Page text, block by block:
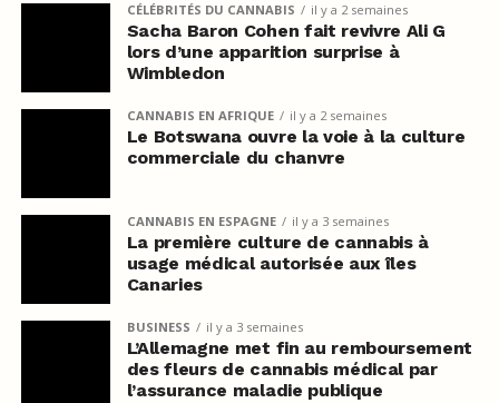
CÉLÉBRITÉS DU CANNABIS il y a 2 semaines
Sacha Baron Cohen fait revivre Ali G
lors d’une apparition surprise à
Wimbledon
CANNABIS EN AFRIQUE il y a 2 semaines
Le Botswana ouvre la voie à la culture
commerciale du chanvre
CANNABIS EN ESPAGNE il y a 3 semaines
La première culture de cannabis à
usage médical autorisée aux îles
Canaries
BUSINESS il y a 3 semaines
L’Allemagne met fin au remboursement
des fleurs de cannabis médical par
l’assurance maladie publique